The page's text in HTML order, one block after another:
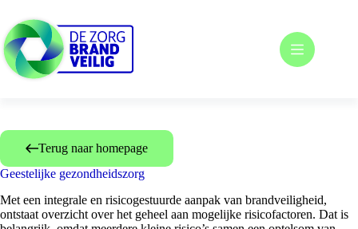
naar
de
inhoud
Terug naar homepage
Geestelijke gezondheidszorg
Met een integrale en risicogestuurde aanpak van brandveiligheid,
ontstaat overzicht over het geheel aan mogelijke risicofactoren. Dat is